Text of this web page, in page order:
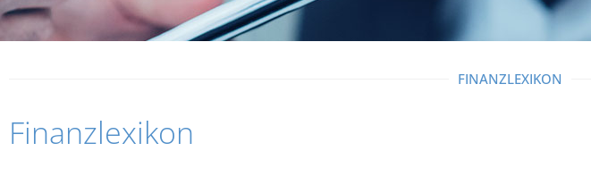
FINANZLEXIKON
Finanzlexikon